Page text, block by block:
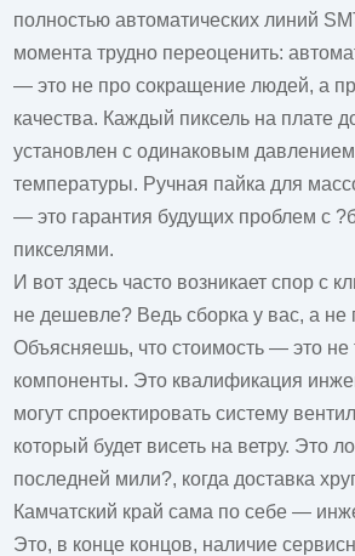
полностью автоматических линий
момента трудно переоценить:
— это не про сокращение людей, а
качества. Каждый пиксель на плате
установлен с одинаковым
температуры. Ручная пайка для
— это гарантия будущих проблем с
пикселями.
И вот здесь часто возникает спор с
не дешевле? Ведь сборка у вас, а не
Объясняешь, что стоимость — это не
компоненты. Это квалификация
могут спроектировать систему
который будет висеть на ветру. Это
последней мили?, когда доставка
Камчатский край сама по себе —
Это, в конце концов, наличие